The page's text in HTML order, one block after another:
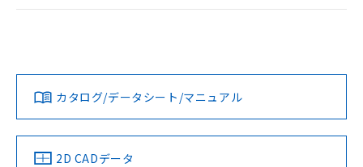
ログイン/会員登録
ダウンロードデータをご利用いただく前に、以下を必ずお読
みください。
ソフトウェアの使用条件
EU RoHS 注意事項・凡例
対応済み
中国 RoHS 注意事項・凡例
LR型式承認
（イギリス
船舶規格）
DNV型式承認
（ノルウェー
BV型式承認
（フランス
KR型式
（韓国
カタログ/データシート/マニュアル
2D CADデータ